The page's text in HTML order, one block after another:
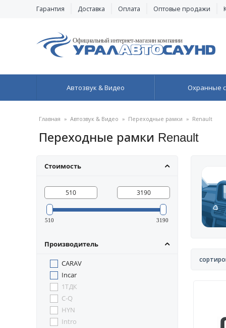
Гарантия Доставка Оплата Оптовые продажи
Автозвук & Видео Охранные
Главная » Автозвук & Видео » Переходные рамки » Renault
Переходные рамки Renault
Стоимость
510 3190
Производитель
CARAV
Incar
1ТДК
C-Q
HYN
Intro